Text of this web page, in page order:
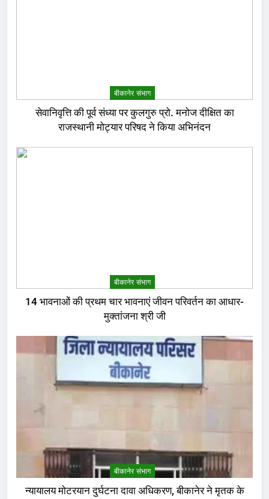
बीकानेर संभाग
सेवानिवृत्ति की पूर्व संध्या पर कुलगुरु प्रो. मनोज दीक्षित का
राजस्थानी मोट्यार परिषद ने किया अभिनंदन
बीकानेर संभाग
14 भावनाओं की प्रथम चार भावनाएं जीवन परिवर्तन का आधार-
मुक्तांजना श्री जी
बीकानेर संभाग
न्यायालय मोटरयान दुर्घटना दावा अधिकरण, बीकानेर ने मृतक के